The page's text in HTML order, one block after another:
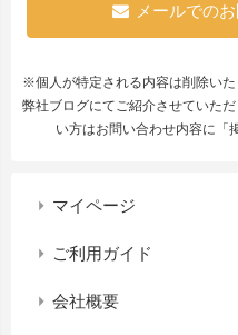
メールでの
※個人が特定される内容は削除いた
弊社ブログにてご紹介させていた
い方はお問い合わせ内容に「
マイページ
ご利用ガイド
会社概要